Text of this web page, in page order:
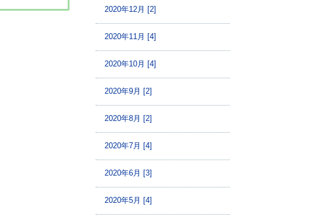
2020年12月 [2]
2020年11月 [4]
2020年10月 [4]
2020年9月 [2]
2020年8月 [2]
2020年7月 [4]
2020年6月 [3]
2020年5月 [4]